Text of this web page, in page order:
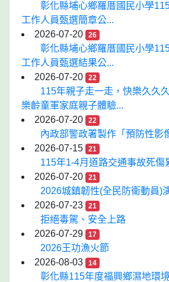
彰化縣埔心鄉羅厝國民小學
工作人員甄選簡章公...
2026-07-20
26
彰化縣埔心鄉羅厝國民小學
工作人員甄選結果公...
2026-07-20
22
115年親子走一走，快樂久久
樂齡童軍家庭親子體驗...
2026-07-20
22
內政部警政署製作「預防性影
2026-07-15
21
115年1-4月道路交通事故死傷
2026-07-20
21
2026城鎮韌性(全民防衛動員)
2026-07-23
21
拒絕毒駕、安全上路
2026-07-29
17
2026王功漁火節
2026-08-03
14
彰化縣115年度福興鄉濕地環